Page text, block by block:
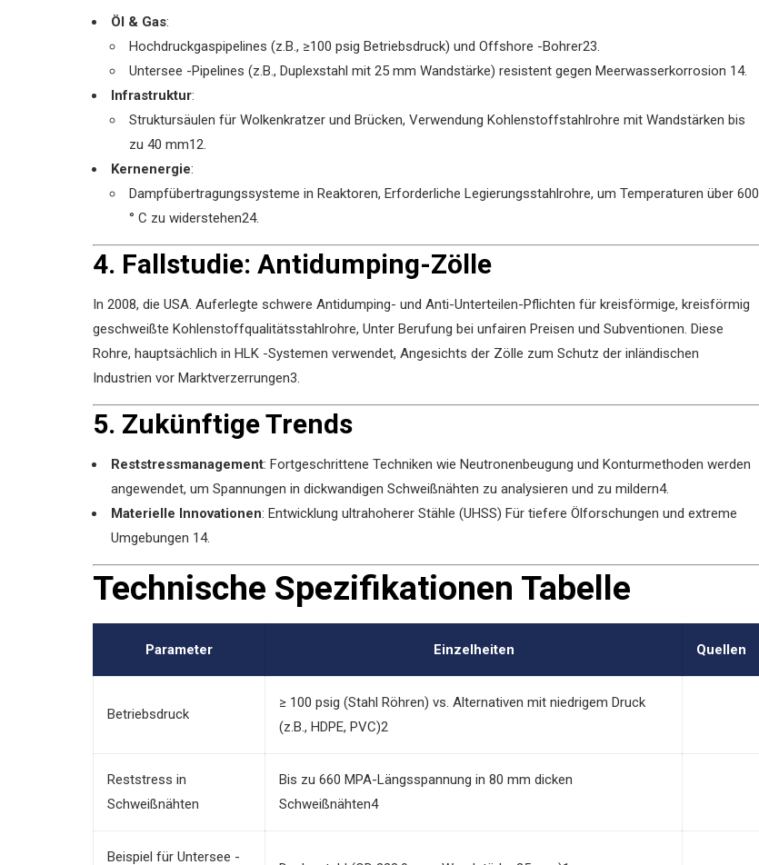
Öl & Gas‌:
Hochdruckgaspipelines (z.B., ≥100 psig Betriebsdruck) und Offshore -Bohrer23.
Untersee -Pipelines (z.B., Duplexstahl mit 25 mm Wandstärke) resistent gegen Meerwasserkorrosion ‌ 14.
Infrastruktur‌:
Struktursäulen für Wolkenkratzer und Brücken, Verwendung Kohlenstoffstahlrohre mit Wandstärken bis
zu 40 mm‌12.
Kernenergie‌:
Dampfübertragungssysteme in Reaktoren, Erforderliche Legierungsstahlrohre, um Temperaturen über 600
° C‌ zu widerstehen24.
4. Fallstudie: Antidumping-Zölle
In 2008, die USA. Auferlegte schwere Antidumping- und Anti-Unterteilen-Pflichten für kreisförmige, kreisförmig
geschweißte Kohlenstoffqualitätsstahlrohre, Unter Berufung bei unfairen Preisen und Subventionen. Diese
Rohre, hauptsächlich in HLK -Systemen verwendet, Angesichts der Zölle zum Schutz der inländischen
Industrien vor Marktverzerrungen3.
5. Zukünftige Trends
Reststressmanagement‌: Fortgeschrittene Techniken wie Neutronenbeugung und Konturmethoden werden
angewendet, um Spannungen in dickwandigen Schweißnähten zu analysieren und zu mildern4.
Materielle Innovationen‌: Entwicklung ultrahoherer Stähle (UHSS) Für tiefere Ölforschungen und extreme
Umgebungen ‌ 14.
Technische Spezifikationen Tabelle
Parameter Einzelheiten Quellen
Betriebsdruck
≥ 100 psig (Stahl Röhren) vs. Alternativen mit niedrigem Druck
(z.B., HDPE, PVC)‌2
Reststress in
Schweißnähten
Bis zu 660 MPA-Längsspannung in 80 mm dicken
Schweißnähten‌4
Beispiel für Untersee -